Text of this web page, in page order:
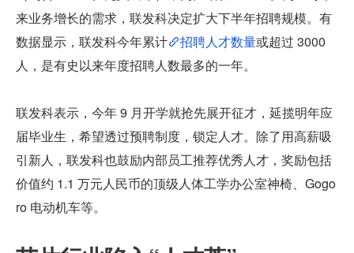
来业务增长的需求，联发科决定扩大下半年招聘规模。有
数据显示，联发科今年累计
招聘人才数量或超过 3000
人，是有史以来年度招聘人数最多的一年。
联发科表示，今年 9 月开学就抢先展开征才，延揽明年应
届毕业生，希望透过预聘制度，锁定人才。除了用高薪吸
引新人，联发科也鼓励内部员工推荐优秀人才，奖励包括
价值约 1.1 万元人民币的顶级人体工学办公室神椅、Gogo
ro 电动机车等。